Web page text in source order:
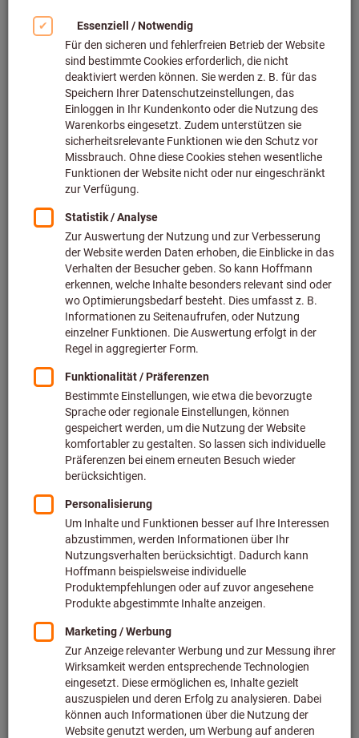
Bild zum Vergrößern anklicken
Preis pro 1 Stück
zzgl. Versandkosten
Individuelle Preisanzeige für Geschäftskunden nach
Anmeldung.
In den Warenkorb
Voraussichtliche Lieferzeit: 2-3 Wochen
Bitte beachten Sie die Lieferzeit und eingeschränkte
Beratung:
Diesen Artikel bestellen wir für Sie direkt beim Hersteller,
da er nicht Bestandteil unseres Hauptsortiments ist und